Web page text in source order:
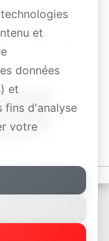
officiels
et
données
et
fins d'analyse
votre